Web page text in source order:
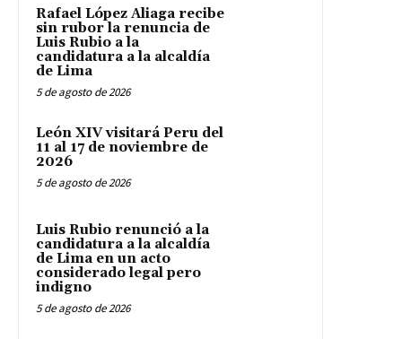
Rafael López Aliaga recibe
sin rubor la renuncia de
Luis Rubio a la
candidatura a la alcaldía
de Lima
5 de agosto de 2026
León XIV visitará Peru del
11 al 17 de noviembre de
2026
5 de agosto de 2026
Luis Rubio renunció a la
candidatura a la alcaldía
de Lima en un acto
considerado legal pero
indigno
5 de agosto de 2026